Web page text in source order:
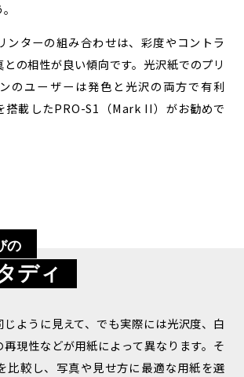
ンターの組み合わせは、彩度やコントラ
の相性が良い傾向です。光沢紙でのプリ
のユーザーは発色と光沢の両方で有利
搭載したPRO-S1（Mark II）がお勧めで
の
ディ
ように見えて、でも実際には光沢度、白
現性などが用紙によって異なります。そ
比較し、写真や見せ方に最適な用紙を選